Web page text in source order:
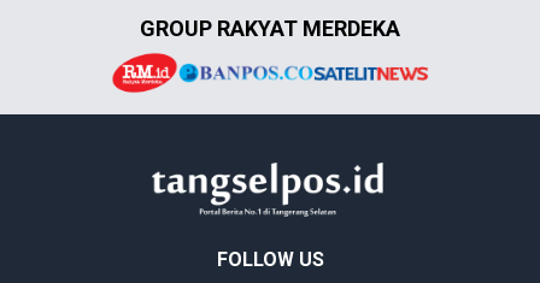
GROUP RAKYAT MERDEKA
FOLLOW US